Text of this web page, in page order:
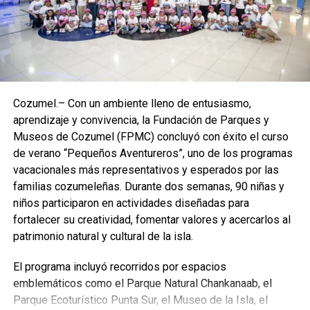
Cozumel.– Con un ambiente lleno de entusiasmo,
aprendizaje y convivencia, la Fundación de Parques y
Museos de Cozumel (FPMC) concluyó con éxito el curso
de verano “Pequeños Aventureros”, uno de los programas
vacacionales más representativos y esperados por las
familias cozumeleñas. Durante dos semanas, 90 niñas y
niños participaron en actividades diseñadas para
fortalecer su creatividad, fomentar valores y acercarlos al
patrimonio natural y cultural de la isla.
El programa incluyó recorridos por espacios
emblemáticos como el Parque Natural Chankanaab, el
Parque Ecoturístico Punta Sur, el Museo de la Isla, el